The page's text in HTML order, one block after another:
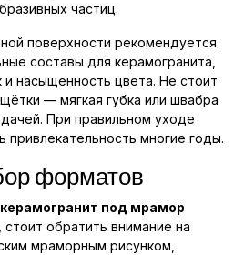
частиц.
поверхности рекомендуется
составы для керамогранита,
и насыщенность цвета. Не стоит
— мягкая губка или швабра
При правильном уходе
привлекательность многие годы.
форматов
керамогранит под мрамор
, стоит обратить внимание на
мраморным рисунком,